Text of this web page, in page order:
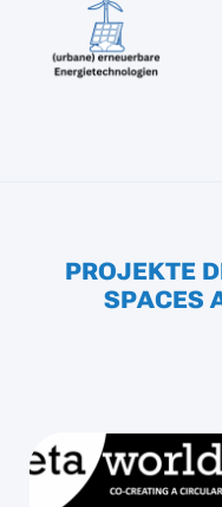
PROJEKTE
SPACES